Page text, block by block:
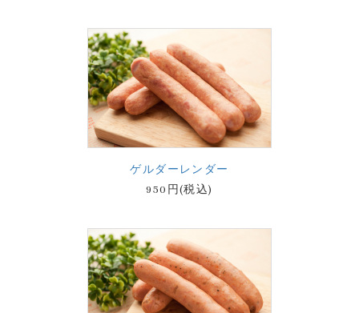
ゲルダーレンダー
950円(税込)